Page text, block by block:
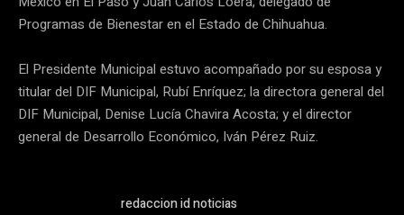
Programas de Bienestar en el Estado de Chihuahua.
El Presidente Municipal estuvo acompañado por su esposa y
titular del DIF Municipal, Rubí Enríquez; la directora general del
DIF Municipal, Denise Lucía Chavira Acosta; y el director
general de Desarrollo Económico, Iván Pérez Ruiz.
redaccion id noticias